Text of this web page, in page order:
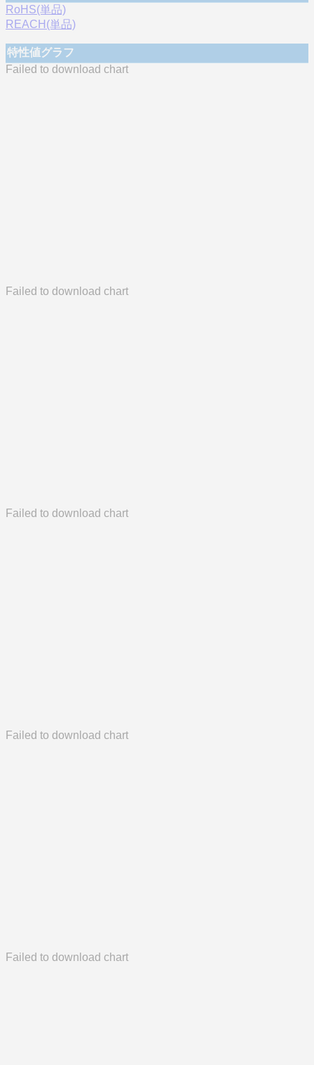
RoHS(単品)
REACH(単品)
特性値グラフ
Failed to download chart
Failed to download chart
Failed to download chart
Failed to download chart
Failed to download chart